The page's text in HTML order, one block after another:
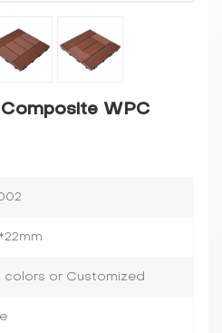
WPC
colors or Customized